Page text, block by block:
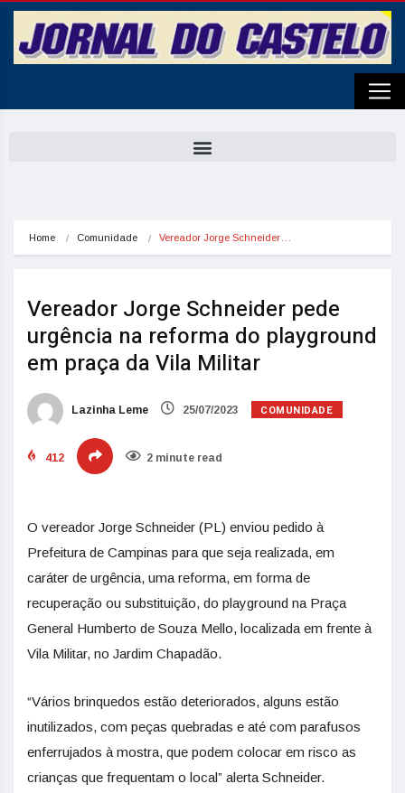
Home Comunidade Vereador Jorge Schneider…
Vereador Jorge Schneider pede
urgência na reforma do playground
em praça da Vila Militar
Lazinha Leme 25/07/2023 COMUNIDADE
412 2 minute read
O vereador Jorge Schneider (PL) enviou pedido à
Prefeitura de Campinas para que seja realizada, em
caráter de urgência, uma reforma, em forma de
recuperação ou substituição, do playground na Praça
General Humberto de Souza Mello, localizada em frente à
Vila Militar, no Jardim Chapadão.
“Vários brinquedos estão deteriorados, alguns estão
inutilizados, com peças quebradas e até com parafusos
enferrujados à mostra, que podem colocar em risco as
crianças que frequentam o local” alerta Schneider.